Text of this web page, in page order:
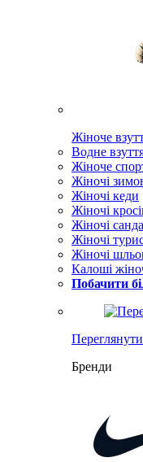
Жіноче
Водне
Жіноче
Жіночі
Жіночі кеди
Жіночі
Жіночі
Жіночі
Жіночі
Калоші
Побачити
Бренди